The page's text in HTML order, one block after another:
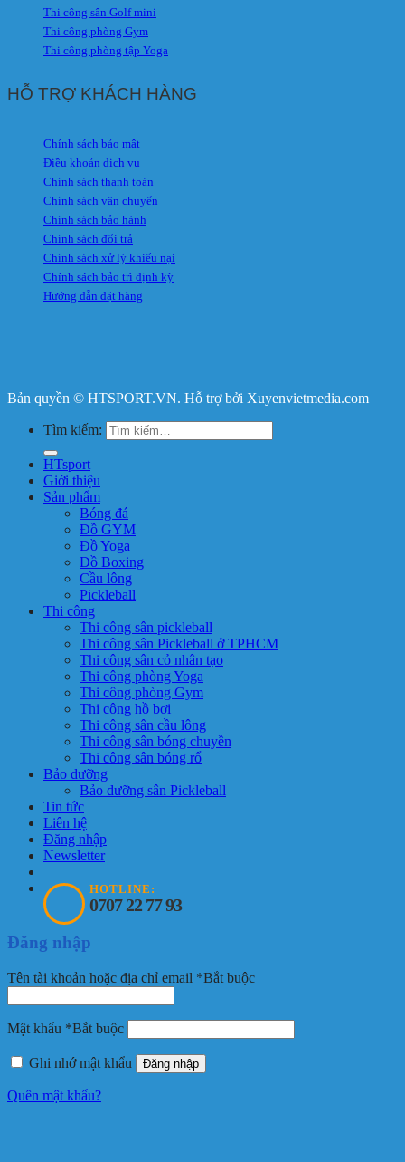
Thi công sân Golf mini
Thi công phòng Gym
Thi công phòng tập Yoga
HỖ TRỢ KHÁCH HÀNG
Chính sách bảo mật
Điều khoản dịch vụ
Chính sách thanh toán
Chính sách vận chuyển
Chính sách bảo hành
Chính sách đổi trả
Chính sách xử lý khiếu nại
Chính sách bảo trì định kỳ
Hướng dẫn đặt hàng
Bản quyền © HTSPORT.VN. Hỗ trợ bởi Xuyenvietmedia.com
Tìm kiếm:
HTsport
Giới thiệu
Sản phẩm
Bóng đá
Đồ GYM
Đồ Yoga
Đồ Boxing
Cầu lông
Pickleball
Thi công
Thi công sân pickleball
Thi công sân Pickleball ở TPHCM
Thi công sân cỏ nhân tạo
Thi công phòng Yoga
Thi công phòng Gym
Thi công hồ bơi
Thi công sân cầu lông
Thi công sân bóng chuyền
Thi công sân bóng rổ
Bảo dưỡng
Bảo dưỡng sân Pickleball
Tin tức
Liên hệ
Đăng nhập
Newsletter
HOTLINE:
0707 22 77 93
Đăng nhập
Tên tài khoản hoặc địa chỉ email *Bắt buộc
Mật khẩu *Bắt buộc
Ghi nhớ mật khẩu Đăng nhập
Quên mật khẩu?